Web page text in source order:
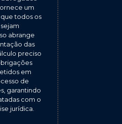
um
todos os
abrange
das
preciso
em
de
garantindo
com o
jurídica.